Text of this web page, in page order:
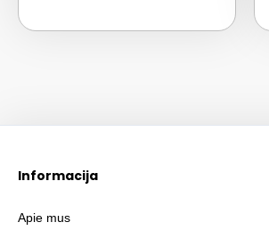
Informacija
Apie mus